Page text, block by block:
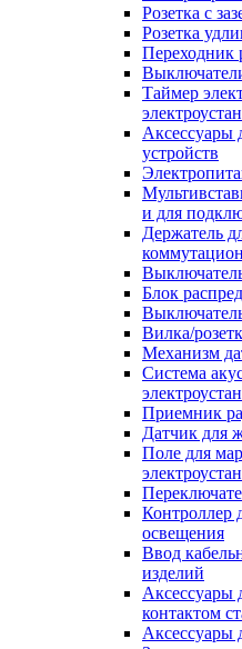
Розетка с
Розетка
Переходник
Таймер
Аксессуары
устройств
и для
Держатель
Блок
Вилка/
Механизм
Система
Приемник
Датчик для
Поле для
Контроллер
освещения
Ввод
изделий
Аксессуары
контактом
Аксессуары